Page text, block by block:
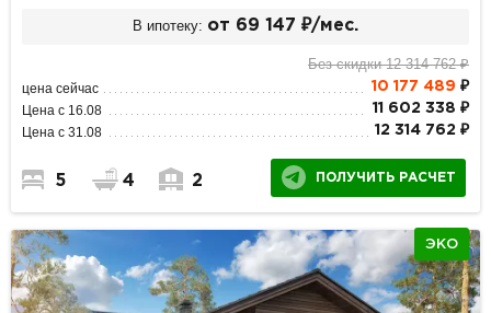
В ипотеку: от 69 147 ₽/мес.
Без скидки 12 314 762 ₽
цена сейчас 10 177 489 ₽
Цена с 16.08 11 602 338 ₽
Цена с 31.08 12 314 762 ₽
5 4 2 ПОЛУЧИТЬ РАСЧЕТ
ЭКО